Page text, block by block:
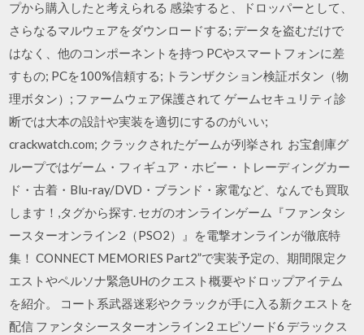
プから購入したと考えられる 感染すると、ドロッパーとして、
さらなるマルウェアをダウンロードする; データを盗むだけで
はなく、他のコンポーネントを持つ PCやスマートフォンに差
すもの; PCを100%信頼する; トランザクション検証ボタン（物
理ボタン）; ファームウェア保護されて ゲームセキュリティ診
断では大本の設計や実装を適切にするのがいい;
crackwatch.com; クラックされたゲームが列挙され お宝創庫グ
ループではゲーム・フィギュア・ホビー・トレーディングカー
ド・古着・Blu-ray/DVD・ブランド・家電など、なんでも買取
します！,タグから探す. セガのオンラインゲーム『ファンタシ
ースターオンライン2（PSO2）』を電撃オンラインが徹底特
集！ CONNECT MEMORIES Part2”で実装予定の、期間限定ク
エストやペルソナ緊急UHのクエスト概要やドロップアイテム
を紹介。 コート系武器迷彩やクラックが手に入る新クエストを
配信 ファンタシースターオンライン2 エピソード6 デラックス